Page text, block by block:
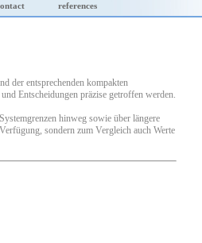
references
der entsprechenden kompakten
Entscheidungen präzise getroffen werden.
hinweg sowie über längere
sondern zum Vergleich auch Werte